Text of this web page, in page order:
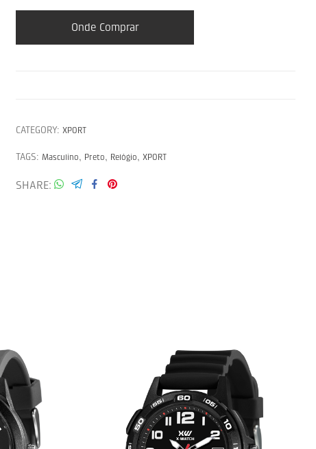
Onde Comprar
CATEGORY: XPORT
TAGS: Masculino, Preto, Relógio, XPORT
SHARE